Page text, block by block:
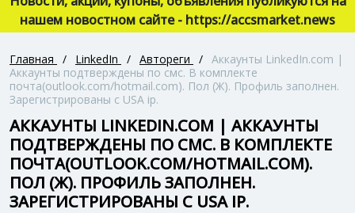
нашем новостном сайте - https://accsmarket.news
Главная / LinkedIn / Автореги / Аккаунты LinkedIn.com |
Аккаунты подтверждены по смс. В комплекте
почта(outlook.com/hotmail.com). Пол (Ж). Профиль заполнен.
Зарегистрированы с USA ip.
АККАУНТЫ LINKEDIN.COM | АККАУНТЫ
ПОДТВЕРЖДЕНЫ ПО СМС. В КОМПЛЕКТЕ
ПОЧТА(OUTLOOK.COM/HOTMAIL.COM).
ПОЛ (Ж). ПРОФИЛЬ ЗАПОЛНЕН.
ЗАРЕГИСТРИРОВАНЫ С USA IP.